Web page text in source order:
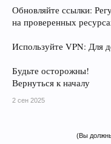
Обновляйте ссылки:
на проверенных
Используйте VPN: Для
Будьте осторожны!
Вернуться к началу
2 сен 2025
(Вы должны